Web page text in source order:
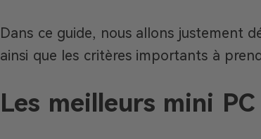
Dans ce guide, nous allons justement
ainsi que les critères importants à
Les meilleurs mini